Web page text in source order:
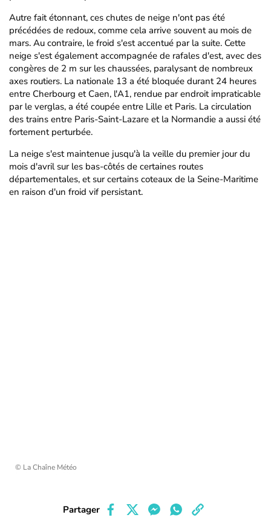
Autre fait étonnant, ces chutes de neige n'ont pas été
précédées de redoux, comme cela arrive souvent au mois de
mars. Au contraire, le froid s'est accentué par la suite. Cette
neige s'est également accompagnée de rafales d'est, avec des
congères de 2 m sur les chaussées, paralysant de nombreux
axes routiers. La nationale 13 a été bloquée durant 24 heures
entre Cherbourg et Caen, l'A1, rendue par endroit impraticable
par le verglas, a été coupée entre Lille et Paris. La circulation
des trains entre Paris-Saint-Lazare et la Normandie a aussi été
fortement perturbée.
La neige s'est maintenue jusqu'à la veille du premier jour du
mois d'avril sur les bas-côtés de certaines routes
départementales, et sur certains coteaux de la Seine-Maritime
en raison d'un froid vif persistant.
© La Chaîne Météo
Partager